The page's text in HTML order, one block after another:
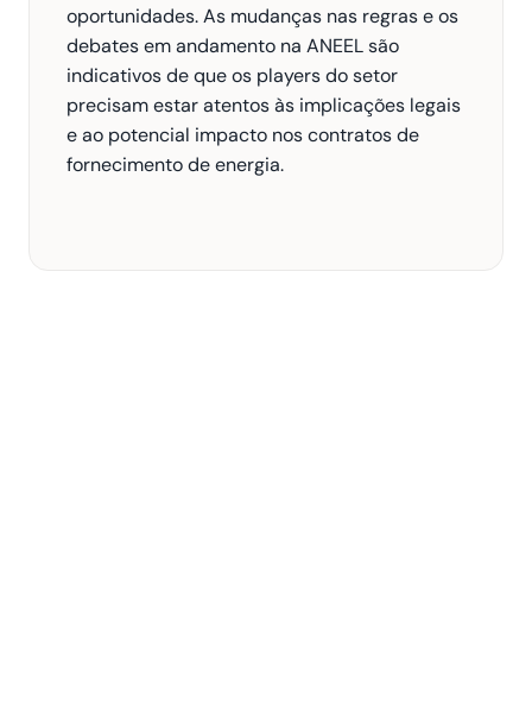
oportunidades. As mudanças nas regras e os
debates em andamento na ANEEL são
indicativos de que os players do setor
precisam estar atentos às implicações legais
e ao potencial impacto nos contratos de
fornecimento de energia.